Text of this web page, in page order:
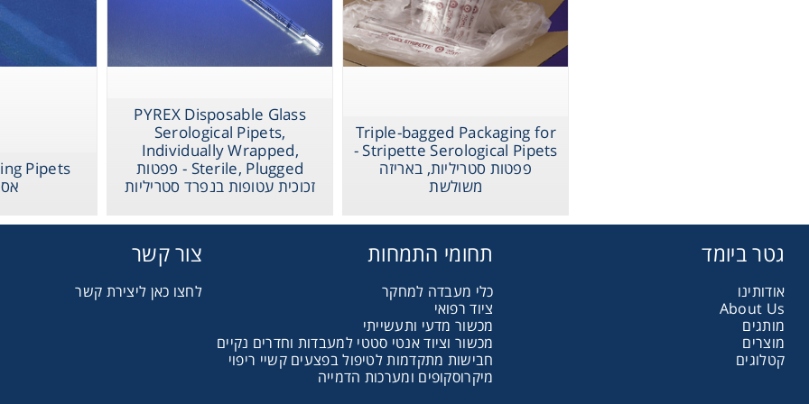
Triple-bagged Packaging for
Stripette Serological Pipets -
פפטות סטריליות, באריזה
משולשת
PYREX Disposable Glass
Serological Pipets,
Individually Wrapped,
Sterile, Plugged - פפטות
זכוכית עטופות בנפרד סטריליות
גטר ביומד
אודותינו
About Us
מותגים
מוצרים
קטלוגים
תחומי התמחות
כלי מעבדה למחקר
ציוד רפואי
מכשור מדעי ותעשייתי
מכשור וציוד אנטי סטטי למעבדות וחדרים נקיים
חבישות מתקדמות לטיפול בפצעים קשיי ריפוי
מיקרוסקופים ומערכות הדמייה
צור קשר
לחצו כאן ליצירת קשר
Glassware
Liquid Handling
Plasticware
Reagents & Kits
Consumables
Safety
Chemicals